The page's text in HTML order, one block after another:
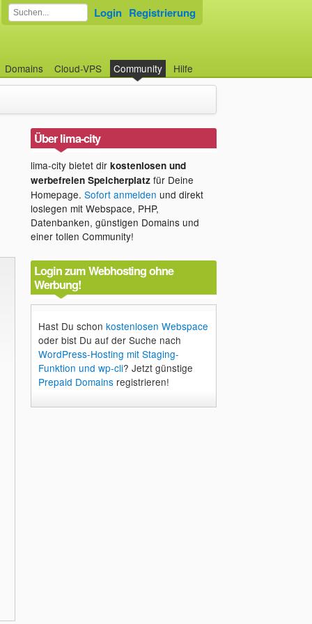
Domains Cloud-VPS Community Hilfe
Login Registrierung
Über lima-city
lima-city bietet dir kostenlosen und
werbefreien Speicherplatzfür Deine
Homepage. Sofort anmelden und direkt
loslegen mit Webspace, PHP,
Datenbanken, günstigen Domains und
einer tollen Community!
Login zum Webhosting ohne
Werbung!
Hast Du schon kostenlosen Webspace
oder bist Du auf der Suche nach
WordPress-Hosting mit Staging-
Funktion und wp-cli? Jetzt günstige
Prepaid Domainsregistrieren!